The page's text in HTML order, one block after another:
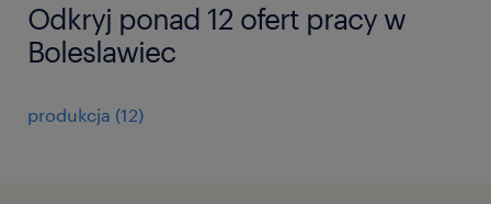
Odkryj ponad 12 ofert pracy w
Boleslawiec
produkcja (12)